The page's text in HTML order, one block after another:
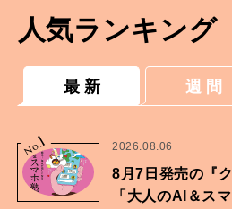
人気ランキング
最 新 週 間
No.
1 2026.08.06
8月7日発売の『
「大人のAI＆ス